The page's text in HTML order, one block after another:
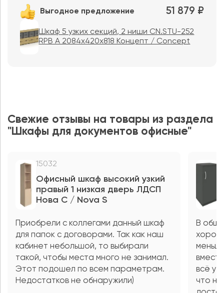
Выгодное предложение 51 879 ₽
Шкаф 5 узких секций, 2 ниши CN.STU-252
RPB A 2084x420x818 Концепт / Concept
Свежие отзывы на товары из раздела
"Шкафы для документов офисные"
15032
Офисный шкаф высокий узкий
правый 1 низкая дверь ЛДСП
Нова С / Nova S
Приобрели с коллегами данный шкаф
для папок с договорами. Так как наш
кабинет небольшой, то выбирали
такой, чтобы места много не занимал.
Этот подошел по всем параметрам.
Недостатков не обнаружили)
В
всё
что